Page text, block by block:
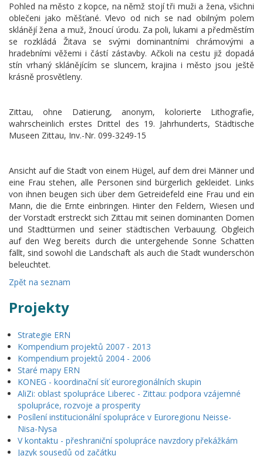
Pohled na město z kopce, na němž stojí tři muži a žena, všichni
oblečeni jako měšťané. Vlevo od nich se nad obilným polem
sklánějí žena a muž, žnoucí úrodu. Za poli, lukami a předměstím
se rozkládá Žitava se svými dominantními chrámovými a
hradebními věžemi i částí zástavby. Ačkoli na cestu již dopadá
stín vrhaný sklánějícím se sluncem, krajina i město jsou ještě
krásně prosvětleny.
Zittau, ohne Datierung, anonym, kolorierte Lithografie,
wahrscheinlich erstes Drittel des 19. Jahrhunderts, Städtische
Museen Zittau, Inv.-Nr. 099-3249-15
Ansicht auf die Stadt von einem Hügel, auf dem drei Männer und
eine Frau stehen, alle Personen sind bürgerlich gekleidet. Links
von ihnen beugen sich über dem Getreidefeld eine Frau und ein
Mann, die die Ernte einbringen. Hinter den Feldern, Wiesen und
der Vorstadt erstreckt sich Zittau mit seinen dominanten Domen
und Stadttürmen und seiner städtischen Verbauung. Obgleich
auf den Weg bereits durch die untergehende Sonne Schatten
fällt, sind sowohl die Landschaft als auch die Stadt wunderschön
beleuchtet.
Zpět na seznam
Projekty
Strategie ERN
Kompendium projektů 2007 - 2013
Kompendium projektů 2004 - 2006
Staré mapy ERN
KONEG - koordinační síť euroregionálních skupin
AliZi: oblast spolupráce Liberec - Zittau: podpora vzájemné
spolupráce, rozvoje a prosperity
Posílení institucionální spolupráce v Euroregionu Neisse-
Nisa-Nysa
V kontaktu - přeshraniční spolupráce navzdory překážkám
Jazyk sousedů od začátku